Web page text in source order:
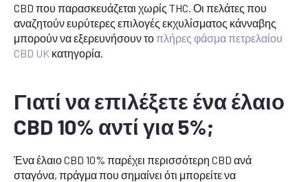
CBD που παρασκευάζεται χωρίς THC. Οι πελάτες που
αναζητούν ευρύτερες επιλογές εκχυλίσματος κάνναβης
μπορούν να εξερευνήσουν τοπλήρες φάσμα πετρελαίου
CBD UK κατηγορία.
Γιατί να επιλέξετε ένα έλαιο
CBD 10% αντί για 5%;
Ένα έλαιο CBD 10% παρέχει περισσότερη CBD ανά
σταγόνα, πράγμα που σημαίνει ότι μπορείτε να